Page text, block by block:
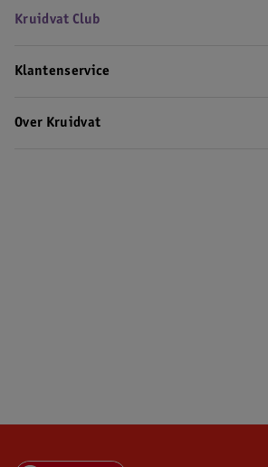
Kruidvat Club
Klantenservice
Over Kruidvat